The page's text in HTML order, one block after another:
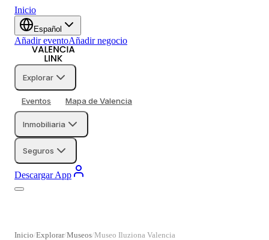
Inicio
Español
Añadir eventoAñadir negocio
Explorar
Eventos Mapa de Valencia
Inmobiliaria
Seguros
Descargar App
Inicio Explorar Museos Museo Iluziona Valencia